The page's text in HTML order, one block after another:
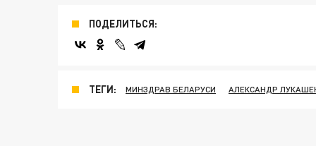
ПОДЕЛИТЬСЯ:
ТЕГИ: МИНЗДРАВ БЕЛАРУСИ АЛЕКСАНДР